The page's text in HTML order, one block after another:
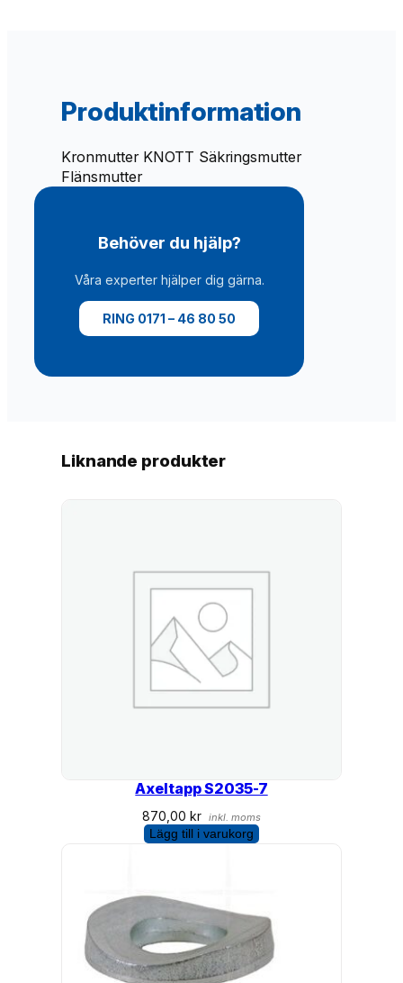
B
W
m
ä
Produktinformation
Kronmutter KNOTT Säkringsmutter
Flänsmutter
Behöver du hjälp?
Våra experter hjälper dig gärna.
RING 0171 – 46 80 50
Liknande produkter
Axeltapp S2035-7
870,00 kr inkl. moms
Lägg till i varukorg